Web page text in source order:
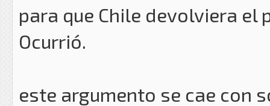
para que Chile devolviera el
Ocurrió.
este argumento se cae con